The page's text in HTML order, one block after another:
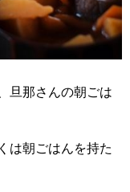
旦那さんの朝ごは
は朝ごはんを持た